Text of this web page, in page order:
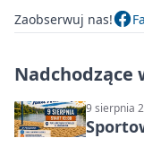
Zaobserwuj nas!
Nadchodzące
9 sierpnia